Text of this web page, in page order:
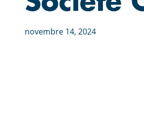
novembre 14, 2024